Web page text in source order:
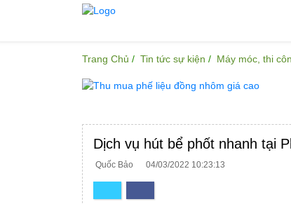
Trang Chủ Tin tức sự kiện Máy móc, thi
Dịch vụ hút bể phốt nhanh tại
Quốc Bảo 04/03/2022 10:23:13